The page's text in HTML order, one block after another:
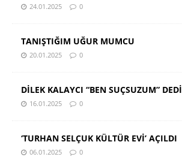
24.01.2025 0
TANIŞTIĞIM UĞUR MUMCU
20.01.2025 0
DİLEK KALAYCI “BEN SUÇSUZUM” DEDİ
16.01.2025 0
‘TURHAN SELÇUK KÜLTÜR EVİ’ AÇILDI
06.01.2025 0